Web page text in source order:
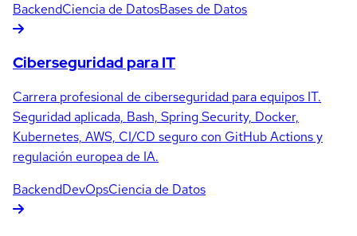
BackendCiencia de DatosBases de Datos
Ciberseguridad para IT
Carrera profesional de ciberseguridad para equipos IT.
Seguridad aplicada, Bash, Spring Security, Docker,
Kubernetes, AWS, CI/CD seguro con GitHub Actions y
regulación europea de IA.
BackendDevOpsCiencia de Datos